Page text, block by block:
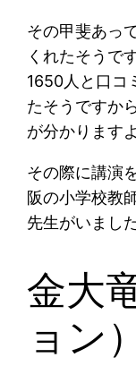
その甲斐あっ
くれたそうで
1650人と口コ
たそうですか
が分かります
その際に講演
阪の小学校教
先生がいました
金大
ョン